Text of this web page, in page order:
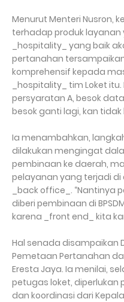
Menurut Menteri Nusron,
terhadap produk
_hospitality_ yang baik
pertanahan
komprehensif kepada
_hospitality_ tim Loket
persyaratan A, besok
besok ganti lagi, kan
Ia menambahkan,
dilakukan mengingat
pembinaan ke daerah,
pelayanan yang terjadi
_back office_. “Nantinya
diberi pembinaan di
karena _front end_ kita
Hal senada disampaikan
Pemetaan Pertanahan
Eresta Jaya. Ia menilai,
petugas loket, diperlukan
dan koordinasi dari